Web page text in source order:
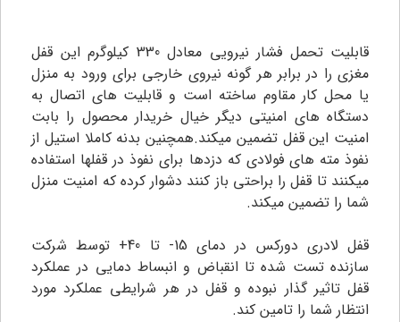
قابلیت تحمل فشار نیرویی معادل 330 کیلوگرم این قفل
مغزی را در برابر هر گونه نیروی خارجی برای ورود به منزل
یا محل کار مقاوم ساخته است و قابلیت های اتصال به
دستگاه های امنیتی دیگر خیال خریدار محصول را بابت
امنیت این قفل تضمین میکند.همچنین بدنه کاملا استیل از
نفوذ مته های فولادی که دزدها برای نفوذ در قفلها استفاده
میکنند تا قفل را براحتی باز کنند دشوار کرده که امنیت منزل
شما را تضمین میکند.
قفل لادری دورکس در دمای 15- تا 40+ توسط شرکت
سازنده تست شده تا انقباض و انبساط دمایی در عملکرد
قفل تاثیر گذار نبوده و قفل در هر شرایطی عملکرد مورد
انتظار شما را تامین کند.